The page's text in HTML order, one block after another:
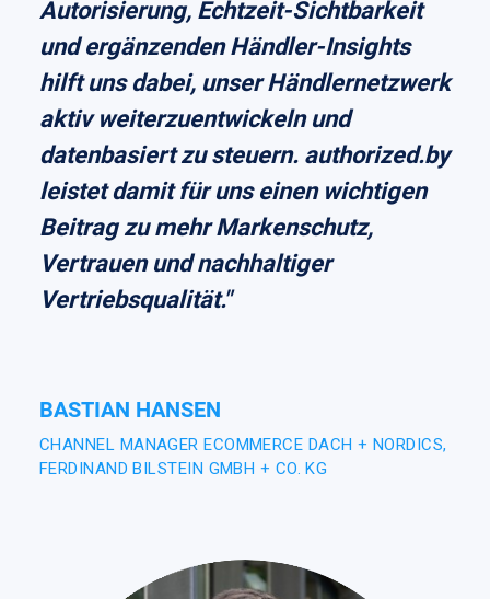
Autorisierung, Echtzeit-Sichtbarkeit
und ergänzenden Händler-Insights
hilft uns dabei, unser Händlernetzwerk
aktiv weiterzuentwickeln und
datenbasiert zu steuern. authorized.by
leistet damit für uns einen wichtigen
Beitrag zu mehr Markenschutz,
Vertrauen und nachhaltiger
Vertriebsqualität."
BASTIAN HANSEN
CHANNEL MANAGER ECOMMERCE DACH + NORDICS,
FERDINAND BILSTEIN GMBH + CO. KG